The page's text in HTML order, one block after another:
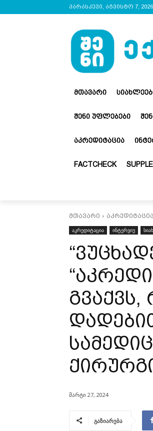
პარასკევი, აგვისტო 7, 2026
ᲛᲗᲐᲕᲐᲠᲘ
ᲨᲔᲜᲘ ᲣᲤᲚᲔᲑᲔᲑᲘ
ᲐᲙᲠᲔᲓᲘᲢᲐᲪᲘᲐ
FACTCHECK
მთავარი აკრედიტაცია
აკრედიტაცია
ინტერვიუ
მარტი 27, 2024
გაზიარება